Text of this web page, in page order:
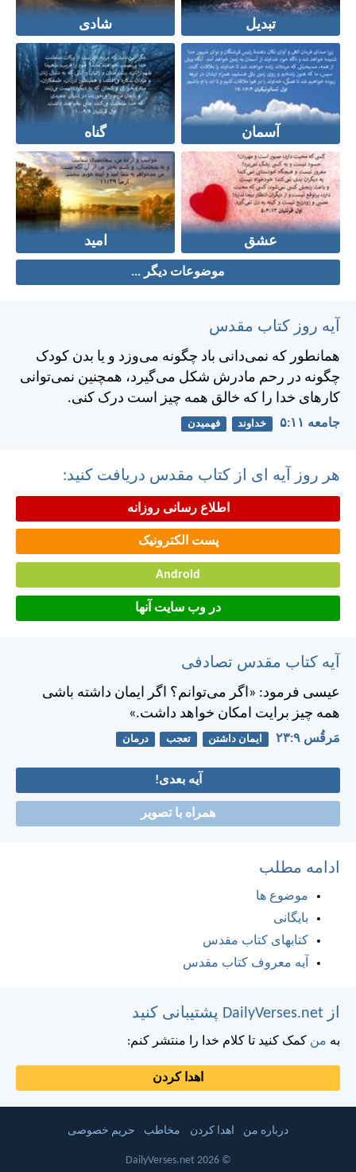
تبدیل شادی
آسمان گناه
عشق امید
موضوعات دیگر ...
آیه روز کتاب مقدس
همانطور كه نمی‌دانی باد چگونه می‌وزد و يا بدن كودک
چگونه در رحم مادرش شكل می‌گيرد، همچنين نمی‌توانی
كارهای خدا را كه خالق همه چيز است درک كنی.
جامعه ۱۱:‏۵ خداوند فهمیدن
هر روز آیه ای از کتاب مقدس دریافت کنید:
اطلاع رسانی روزانه
پست الکترونیک
Android
در وب سایت آنها
آیه کتاب مقدس تصادفی
عيسی فرمود: «اگر می‌توانم؟ اگر ايمان داشته باشی
همه چيز برايت امكان خواهد داشت.»
مَرقُس ۹:‏۲۳ ایمان داشتن تعجب درمان
آیه بعدی!
همراه با تصویر
ادامه مطلب
موضوع ها
بایگانی
کتابهای کتاب مقدس
آیه معروف کتاب مقدس
از DailyVerses.net پشتیبانی کنید
به من کمک کنید تا کلام خدا را منتشر کنم:
اهدا کردن
درباره من اهدا کردن مخاطب حریم خصوصی
© 2026 DailyVerses.net